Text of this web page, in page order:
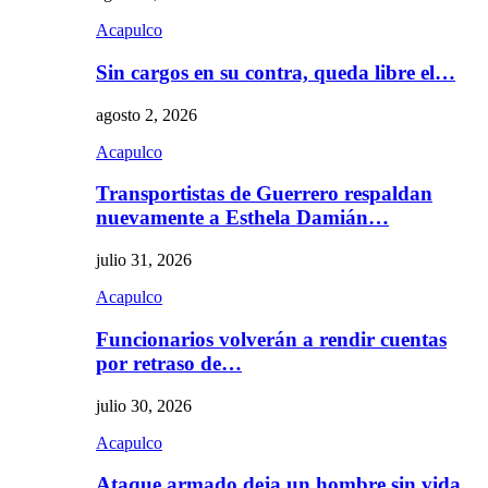
Acapulco
Sin cargos en su contra, queda libre el…
agosto 2, 2026
Acapulco
Transportistas de Guerrero respaldan
nuevamente a Esthela Damián…
julio 31, 2026
Acapulco
Funcionarios volverán a rendir cuentas
por retraso de…
julio 30, 2026
Acapulco